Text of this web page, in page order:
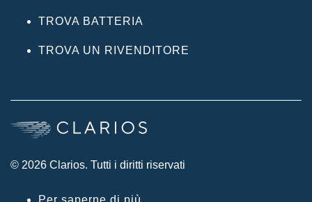
TROVA BATTERIA
TROVA UN RIVENDITORE
© 2026 Clarios. Tutti i diritti riservati
Per saperne di più